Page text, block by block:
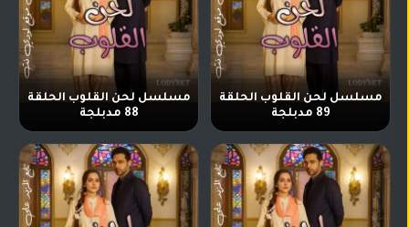
مسلسل لحن القلوب الحلقة
89 مدبلجة
مسلسل لحن القلوب الحلقة
88 مدبلجة